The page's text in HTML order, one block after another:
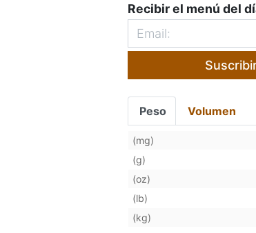
Recibir el menú del
Peso Volumen
(mg)
(g)
(oz)
(lb)
(kg)